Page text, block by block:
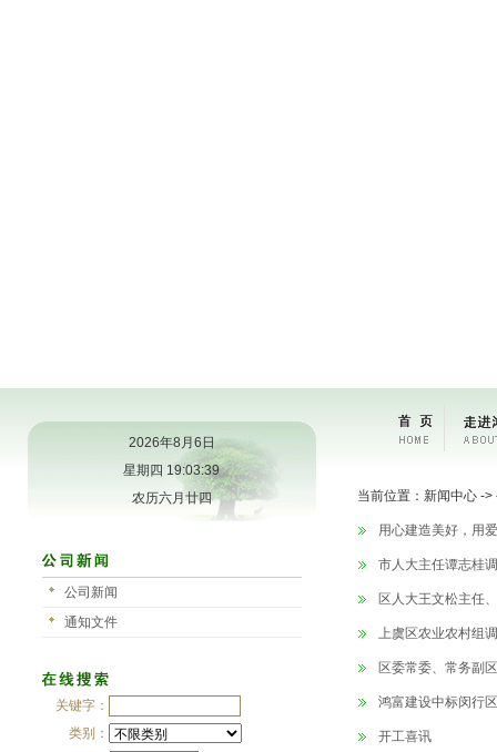
2026年8月6日
星期四 19:03:39
农历六月廿四
公司新闻
通知文件
关键字：
类别：
当前位置：新闻中心 ->
用心建造美好，用
市人大主任谭志桂
区人大王文松主任
上虞区农业农村组
区委常委、常务副
鸿富建设中标闵行
开工喜讯